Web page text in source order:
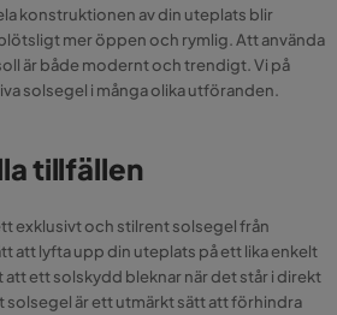
konstruktionen av din uteplats blir
mer öppen och rymlig. Att använda
är både modernt och trendigt. Vi på
solsegel i många olika utföranden.
tillfällen
exklusivt och stilrent solsegel från
att lyfta upp din uteplats på ett lika enkelt
ett solskydd bleknar när det står i direkt
solsegel är ett utmärkt sätt att förhindra